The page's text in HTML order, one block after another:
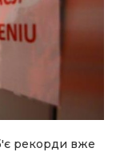
рекорди вже